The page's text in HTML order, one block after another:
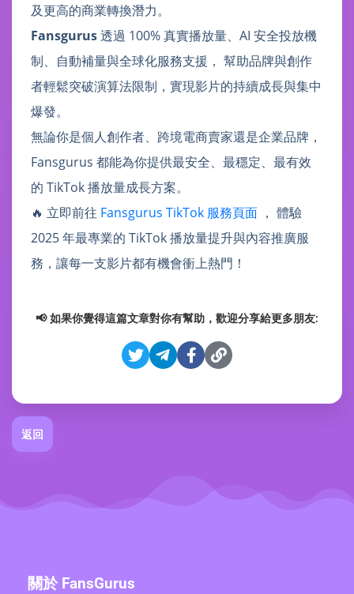
及更高的商業轉換潛力。
Fansgurus透過 100% 真實播放量、AI 安全投放機
制、自動補量與全球化服務支援， 幫助品牌與創作
者輕鬆突破演算法限制，實現影片的持續成長與集中
爆發。
無論你是個人創作者、跨境電商賣家還是企業品牌，
Fansgurus 都能為你提供最安全、最穩定、最有效
的 TikTok 播放量成長方案。
🔥 立即前往 Fansgurus TikTok 服務頁面 ， 體驗
2025 年最專業的 TikTok 播放量提升與內容推廣服
務，讓每一支影片都有機會衝上熱門！
📢 如果你覺得這篇文章對你有幫助，歡迎分享給更多朋友:
返回
關於 FansGurus